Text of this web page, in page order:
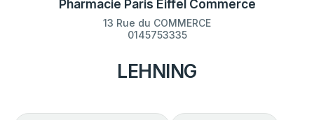
Pharmacie Paris Eiffel Commerce
13 Rue du COMMERCE
0145753335
LEHNING